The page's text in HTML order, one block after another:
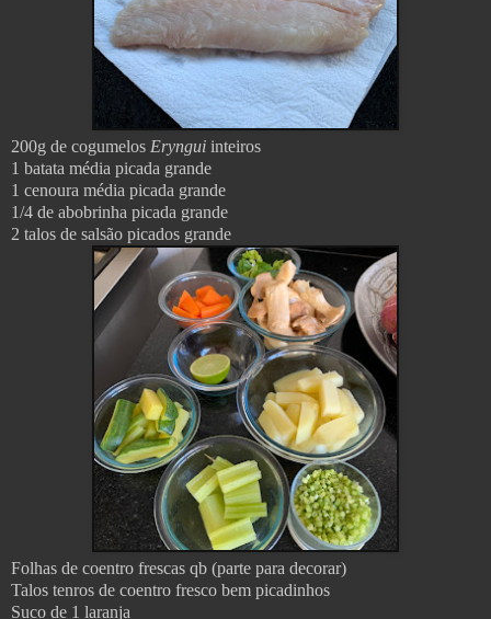
200g de cogumelos Eryngui inteiros
1 batata média picada grande
1 cenoura média picada grande
1/4 de abobrinha picada grande
2 talos de salsão picados grande
Folhas de coentro frescas qb (parte para decorar)
Talos tenros de coentro fresco bem picadinhos
Suco de 1 laranja